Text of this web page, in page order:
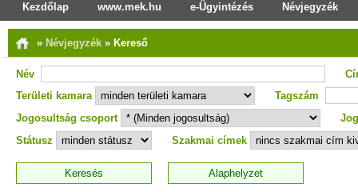
Kezdőlap www.mek.hu e-Ügyintézés Névjegyzék
» Névjegyzék » Kereső
Név
Területi kamara
Tagszám
Jogosultság csoport
Státusz
Szakmai címek